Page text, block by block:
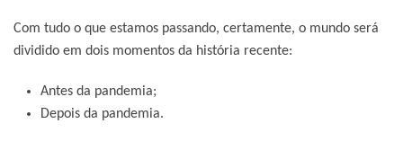
Com tudo o que estamos passando, certamente, o mundo será
dividido em dois momentos da história recente:
Antes da pandemia;
Depois da pandemia.